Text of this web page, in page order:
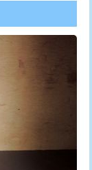
円~
円
円
円